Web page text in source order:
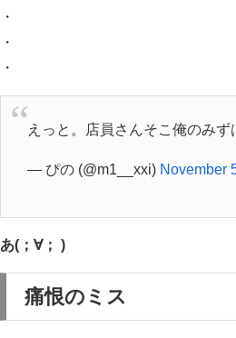
・
・
・
えっと。店員さんそこ俺のみず
— ぴの (@m1__xxi) November
あ(；∀； )
痛恨のミス